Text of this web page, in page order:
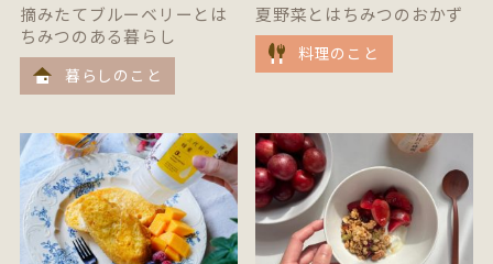
摘みたてブルーベリーとは
ちみつのある暮らし
暮らしのこと
夏野菜とはちみつのおかず
料理のこと